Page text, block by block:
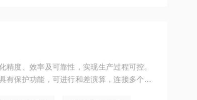
度、效率及可靠性，实现生产过程可控。
有保护功能，可进行和差演算，连接多个测